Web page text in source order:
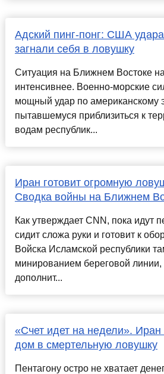
Адский пинг-понг: США
загнали себя в ловушку
Ситуация на Ближнем Востоке
интенсивнее. Военно-морские
мощный удар по американскому
пытавшемуся приблизиться к
водам республик...
Иран готовит огромную
Сводка войны на Ближнем
Как утверждает CNN, пока идут
сидит сложа руки и готовит к
Войска Исламской республики
минированием береговой линии,
дополнит...
«Счет идет на недели».
дом в смертельную ловушку
Пентагону остро не хватает